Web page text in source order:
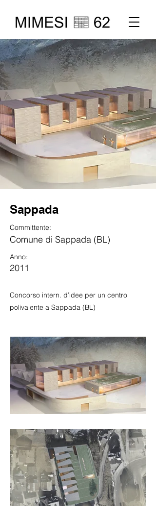
Sappada
Committente:
Comune di Sappada (BL)
Anno:
2011
Concorso intern. d’idee per un centro
polivalente a Sappada (BL)